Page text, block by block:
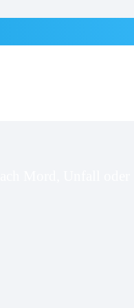
Mord, Unfall oder